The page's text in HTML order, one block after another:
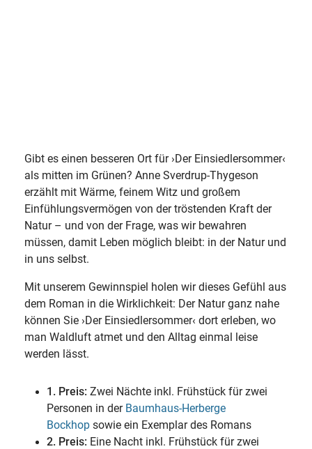
Gibt es einen besseren Ort für ›Der Einsiedlersommer‹
als mitten im Grünen? Anne Sverdrup‑Thygeson
erzählt mit Wärme, feinem Witz und großem
Einfühlungsvermögen von der tröstenden Kraft der
Natur – und von der Frage, was wir bewahren
müssen, damit Leben möglich bleibt: in der Natur und
in uns selbst.
Mit unserem Gewinnspiel holen wir dieses Gefühl aus
dem Roman in die Wirklichkeit: Der Natur ganz nahe
können Sie ›Der Einsiedlersommer‹ dort erleben, wo
man Waldluft atmet und den Alltag einmal leise
werden lässt.
1. Preis: Zwei Nächte inkl. Frühstück für zwei
Personen in der Baumhaus-Herberge
Bockhop sowie ein Exemplar des Romans
2. Preis: Eine Nacht inkl. Frühstück für zwei